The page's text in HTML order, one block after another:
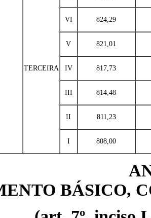
TERCEIRA
VI 824,29
V 821,01
IV 817,73
III 814,48
II 811,23
I 808,00
BÁSICO,